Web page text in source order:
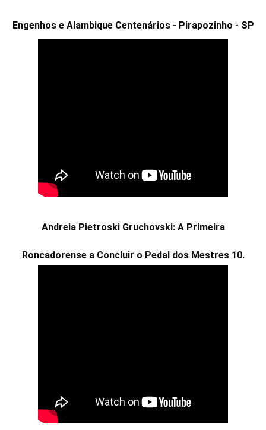
Engenhos e Alambique Centenários - Pirapozinho - SP
Andreia Pietroski Gruchovski: A Primeira
Roncadorense a Concluir o Pedal dos Mestres 10.